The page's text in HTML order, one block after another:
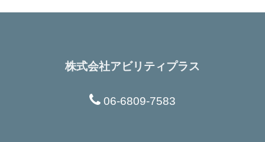
株式会社アビリティプラス